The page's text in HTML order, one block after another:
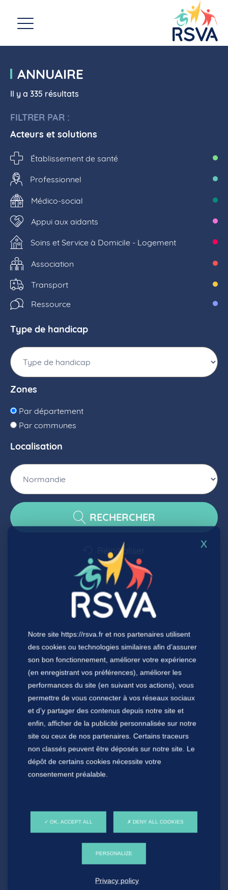
ANNUAIRE
Il y a 335 résultats
FILTRER PAR :
Acteurs et solutions
Établissement de santé
Professionnel
Médico-social
Appui aux aidants
Soins et Service à Domicile - Logement
Association
Transport
Ressource
Type de handicap
Zones
Par département
Par communes
Localisation
RECHERCHER
Réinitialiser
X
Notre site https://rsva.fret nos partenaires utilisent
des cookies ou technologies similaires afin d’assurer
son bon fonctionnement, améliorer votre expérience
(en enregistrant vos préférences), améliorer les
performances du site (en suivant vos actions), vous
permettre de vous connecter à vos réseaux sociaux
et d’y partager des contenus depuis notre site et
enfin, afficher de la publicité personnalisée sur notre
site ou ceux de nos partenaires. Certains traceurs
non classés peuvent être déposés sur notre site. Le
dépôt de certains cookies nécessite votre
consentement préalable.
OK, ACCEPT ALL DENY ALL COOKIES
PERSONALIZE
Privacy policy